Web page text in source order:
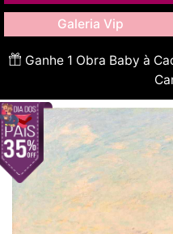
Galeria Vip
Ganhe 1 Obra Baby à